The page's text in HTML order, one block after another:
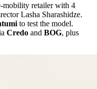
mobility retailer with 4
Lasha Sharashidze.
to test the model.
Credo and BOG, plus